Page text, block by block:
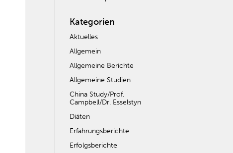
Kategorien
Aktuelles
Allgemein
Allgemeine Berichte
Allgemeine Studien
China Study/Prof.
Campbell/Dr. Esselstyn
Diäten
Erfahrungsberichte
Erfolgsberichte